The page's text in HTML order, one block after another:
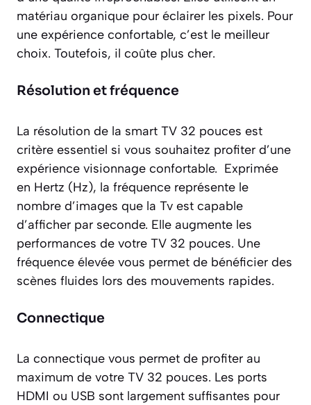
matériau organique pour éclairer les pixels. Pour
une expérience confortable, c’est le meilleur
choix. Toutefois, il coûte plus cher.
Résolution et fréquence
La résolution de la smart TV 32 pouces est
critère essentiel si vous souhaitez profiter d’une
expérience visionnage confortable. Exprimée
en Hertz (Hz), la fréquence représente le
nombre d’images que la Tv est capable
d’afficher par seconde. Elle augmente les
performances de votre TV 32 pouces. Une
fréquence élevée vous permet de bénéficier des
scènes fluides lors des mouvements rapides.
Connectique
La connectique vous permet de profiter au
maximum de votre TV 32 pouces. Les ports
HDMI ou USB sont largement suffisantes pour